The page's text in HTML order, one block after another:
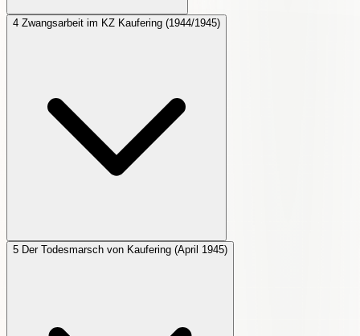
4 Zwangsarbeit im KZ Kaufering (1944/1945)
5 Der Todesmarsch von Kaufering (April 1945)